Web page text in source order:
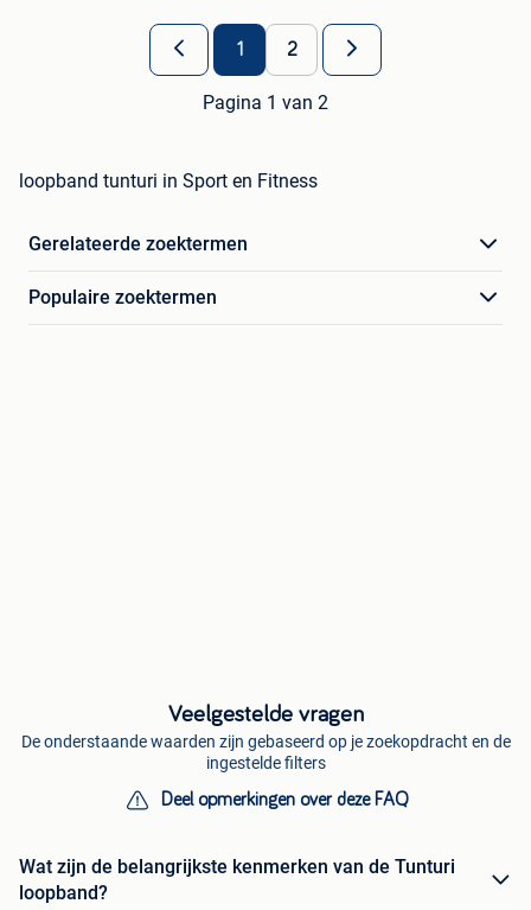
1 2
Pagina 1 van 2
loopband tunturi in Sport en Fitness
Gerelateerde zoektermen
Populaire zoektermen
Veelgestelde vragen
De onderstaande waarden zijn gebaseerd op je zoekopdracht en de
ingestelde filters
Deel opmerkingen over deze FAQ
Wat zijn de belangrijkste kenmerken van de Tunturi
loopband?